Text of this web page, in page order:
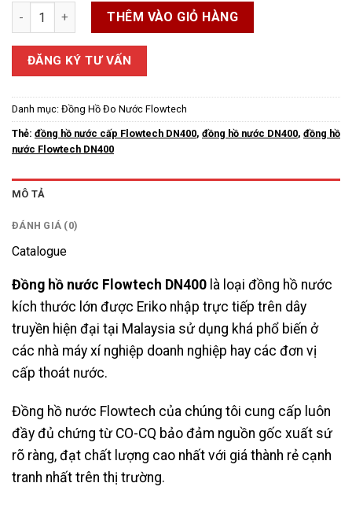
Đồng hồ nước Flowtech DN400 số lượng
THÊM VÀO GIỎ HÀNG
ĐĂNG KÝ TƯ VẤN
Danh mục: Đồng Hồ Đo Nước Flowtech
Thẻ: đồng hồ nước cấp Flowtech DN400, đồng hồ nước DN400, đồng hồ
nước Flowtech DN400
MÔ TẢ
ĐÁNH GIÁ (0)
Catalogue
Đồng hồ nước Flowtech DN400 là loại đồng hồ nước
kích thước lớn được Eriko nhập trực tiếp trên dây
truyền hiện đại tại Malaysia sử dụng khá phổ biến ở
các nhà máy xí nghiệp doanh nghiệp hay các đơn vị
cấp thoát nước.
Đồng hồ nước Flowtech của chúng tôi cung cấp luôn
đầy đủ chứng từ CO-CQ bảo đảm nguồn gốc xuất sứ
rõ ràng, đạt chất lượng cao nhất với giá thành rẻ cạnh
tranh nhất trên thị trường.